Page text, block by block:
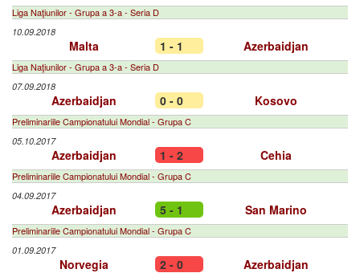
Liga Naţiunilor - Grupa a 3-a - Seria D
10.09.2018
Malta 1 - 1 Azerbaidjan
Liga Naţiunilor - Grupa a 3-a - Seria D
07.09.2018
Azerbaidjan 0 - 0 Kosovo
Preliminariile Campionatului Mondial - Grupa C
05.10.2017
Azerbaidjan 1 - 2 Cehia
Preliminariile Campionatului Mondial - Grupa C
04.09.2017
Azerbaidjan 5 - 1 San Marino
Preliminariile Campionatului Mondial - Grupa C
01.09.2017
Norvegia 2 - 0 Azerbaidjan